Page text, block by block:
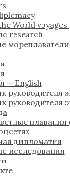
World voyages
research
мореплаватели
— English
руководителя
руководителя
плавания
дипломатия
исследования